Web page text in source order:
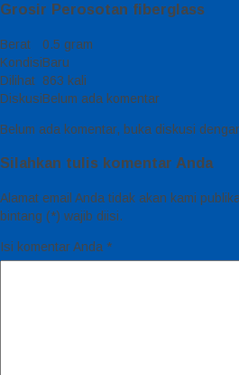
Grosir Perosotan fiberglass
Berat
0.5 gram
KondisiBaru
Dilihat 863 kali
DiskusiBelum ada komentar
Belum ada komentar, buka diskusi
Silahkan tulis komentar Anda
Alamat email Anda tidak akan kami
bintang (*) wajib diisi.
Isi komentar Anda *